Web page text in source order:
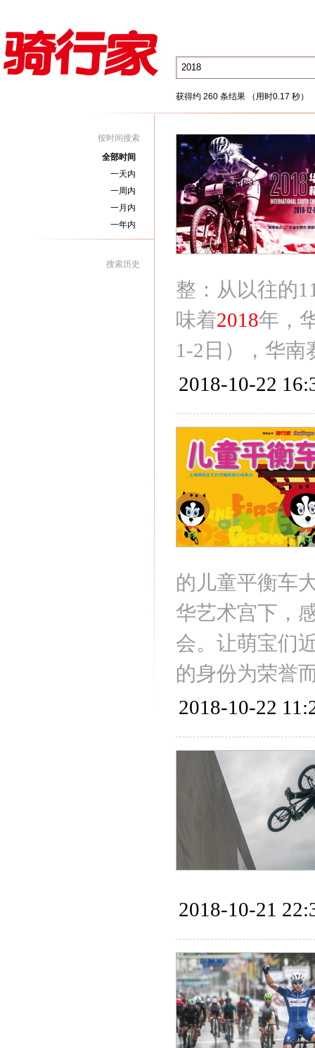
获得约 260 条结果 （用时0.17 秒）
按时间搜索
全部时间
一天内
一周内
一月内
一年内
搜索历史
整：从以往的
味着2018年，
1-2日），华南
2018-10-22
的儿童平衡车
华艺术宫下，
会。让萌宝们
的身份为荣誉
2018-10-22
2018-10-21